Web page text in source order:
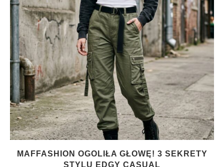
MAFFASHION OGOLIŁA GŁOWĘ! 3 SEKRETY
STYLU EDGY CASUAL